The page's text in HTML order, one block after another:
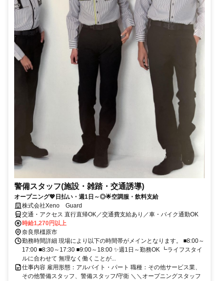
警備スタッフ(施設・雑踏・交通誘導)
オープニング💖日払い・週1日～◎🌟空調服・飲料支給
株式会社Xeno Guard
交通・アクセス 直行直帰OK／交通費支給あり／車・バイク通勤OK
時給1,270円以上
奈良県橿原市
勤務時間詳細 現場により以下の時間帯がメインとなります。 ■8:00～
17:00 ■8:30～17:30 ■9:00～18:00 ✨週1日～勤務OK ┗ライフスタイ
ルに合わせて 無理なく働くことが...
仕事内容 雇用形態：アルバイト・パート 職種：その他サービス業、
その他警備スタッフ、警備スタッフ/守衛 ＼＼オープニングスタッフ